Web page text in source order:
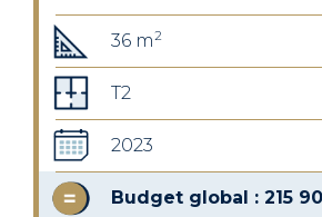
36 m2
T2
2023
Budget global : 215